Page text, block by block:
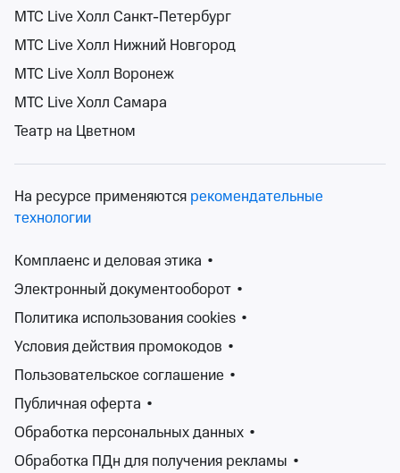
СпектаклиКонцертыДетям
Драмы на следующей неделе
0 событий
События на карте
К сожалению, мы ничего не нашли
Попробуйте изменить ваш запрос
Изменить фильтры
МТС Live Холл Санкт-Петербург
МТС Live Холл Нижний Новгород
МТС Live Холл Воронеж
МТС Live Холл Самара
Театр на Цветном
На ресурсе применяются рекомендательные
технологии
Комплаенс и деловая этика •
Электронный документооборот •
Политика использования cookies •
Условия действия промокодов •
Пользовательское соглашение •
Публичная оферта •
Обработка персональных данных •
Обработка ПДн для получения рекламы •